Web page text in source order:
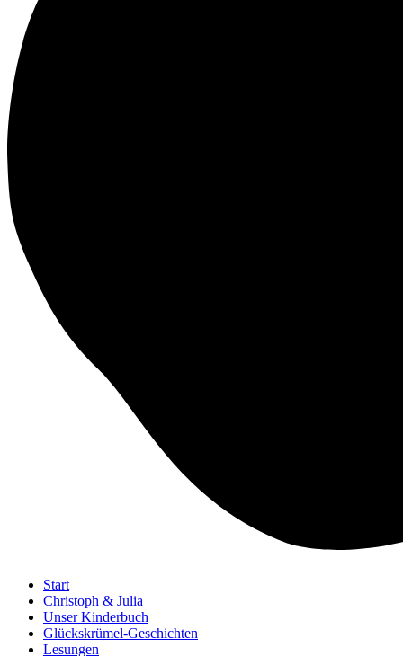
Start
Christoph & Julia
Unser Kinderbuch
Glückskrümel-Geschichten
Lesungen